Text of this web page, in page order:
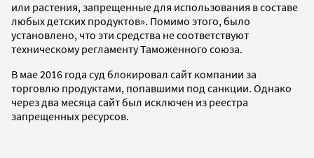
или растения, запрещенные для использования в составе
любых детских продуктов». Помимо этого, было
установлено, что эти средства не соответствуют
техническому регламенту Таможенного союза.
В мае 2016 года суд блокировал сайт компании за
торговлю продуктами, попавшими под санкции. Однако
через два месяца сайт был исключен из реестра
запрещенных ресурсов.